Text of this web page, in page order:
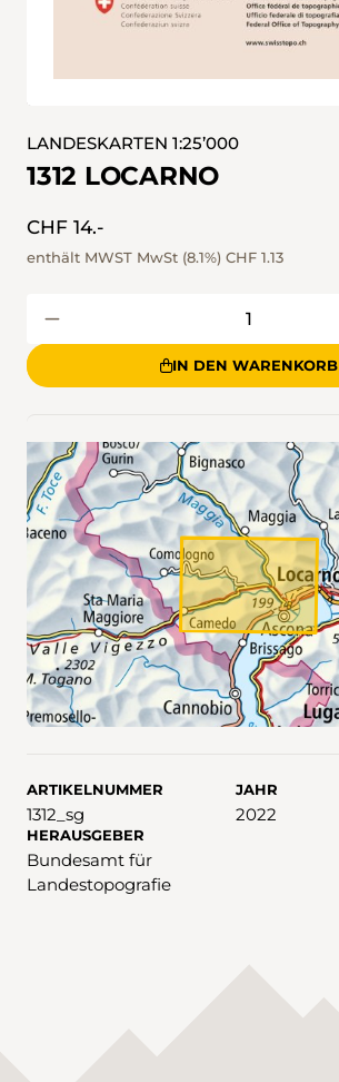
LANDESKARTEN 1:25’000
1312 LOCARNO
CHF 14.-
enthält MWST MwSt (8.1%) CHF 1.13
IN DEN WARENKORB
ARTIKELNUMMER
1312_sg
JAHR
2022
HERAUSGEBER
Bundesamt für
Landestopografie